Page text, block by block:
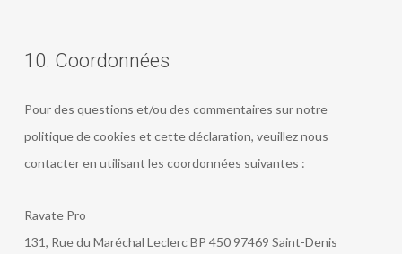
10. Coordonnées
Pour des questions et/ou des commentaires sur notre
politique de cookies et cette déclaration, veuillez nous
contacter en utilisant les coordonnées suivantes :
Ravate Pro
131, Rue du Maréchal Leclerc BP 450 97469 Saint-Denis